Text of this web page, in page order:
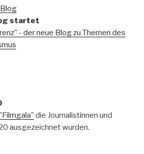
startet
- der neue Blog zu Themen des
die Journalistinnen und
ausgezeichnet wurden.